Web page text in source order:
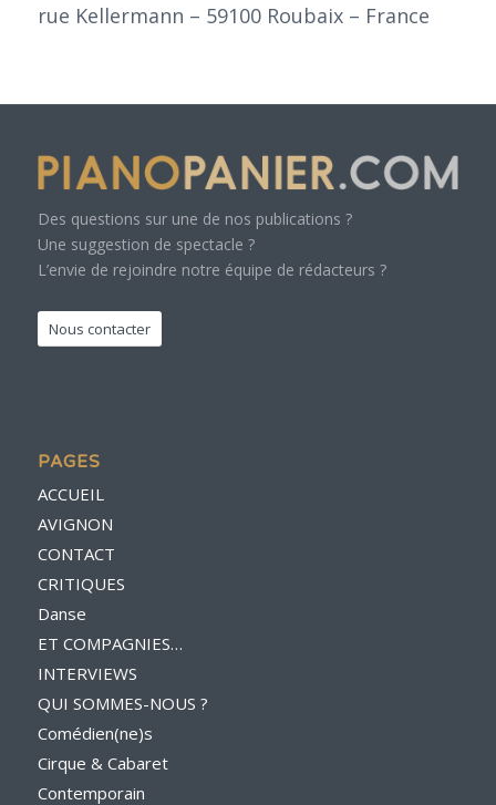
rue Kellermann – 59100 Roubaix – France
Des questions sur une de nos publications ?
Une suggestion de spectacle ?
L’envie de rejoindre notre équipe de rédacteurs ?
Nous contacter
PAGES
ACCUEIL
AVIGNON
CONTACT
CRITIQUES
Danse
ET COMPAGNIES…
INTERVIEWS
QUI SOMMES-NOUS ?
Comédien(ne)s
Cirque & Cabaret
Contemporain